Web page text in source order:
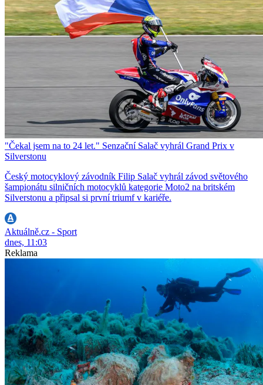
"Čekal jsem na to 24 let." Senzační Salač vyhrál Grand Prix v
Silverstonu
Český motocyklový závodník Filip Salač vyhrál závod světového
šampionátu silničních motocyklů kategorie Moto2 na britském
Silverstonu a připsal si první triumf v kariéře.
Aktuálně.cz - Sport
dnes, 11:03
Reklama